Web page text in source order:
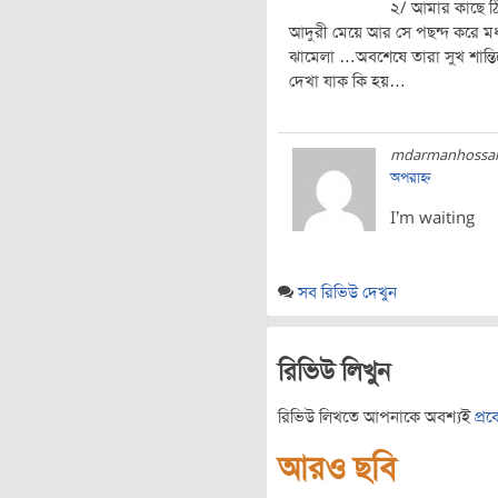
২/ আমার কাছে
আদুরী মেয়ে আর সে পছন্দ করে
ঝামেলা …অবশেষে তারা সুখ
দেখা যাক কি হয়…
অপরাহ্ন
I’m waiting
সব রিভিউ দেখুন
রিভিউ লিখুন
রিভিউ লিখতে আপনাকে অবশ্যই
আরও ছবি